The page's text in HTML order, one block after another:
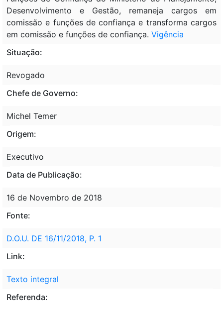
Desenvolvimento e Gestão, remaneja cargos em
comissão e funções de confiança e transforma cargos
em comissão e funções de confiança. Vigência
Situação:
Revogado
Chefe de Governo:
Michel Temer
Origem:
Executivo
Data de Publicação:
16 de Novembro de 2018
Fonte:
D.O.U. DE 16/11/2018, P. 1
Link:
Texto integral
Referenda: